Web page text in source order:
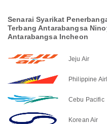
Senarai Syarikat
Terbang Antarabangsa
Antarabangsa Incheon
Jeju Air
Philippine
Cebu Pacific
Korean Air